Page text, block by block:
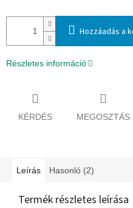
Hozzáadás a
Részletes információ
KÉRDÉS MEGOSZTÁS
Leírás Hasonló (2)
Termék részletes leírása